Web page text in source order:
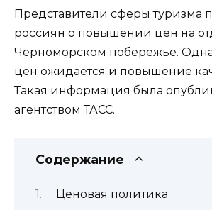
Представители сферы туризма
россиян о повышении цен на
Черноморском побережье.
цен ожидается и повышение
Такая информация была
агентством ТАСС.
Содержание
Ценовая политика